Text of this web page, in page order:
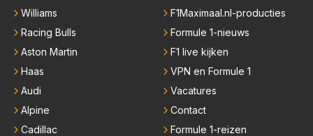
Williams
Racing Bulls
Aston Martin
Haas
Audi
Alpine
Cadillac
F1Maximaal.nl-producties
Formule 1-nieuws
F1 live kijken
VPN en Formule 1
Vacatures
Contact
Formule 1-reizen